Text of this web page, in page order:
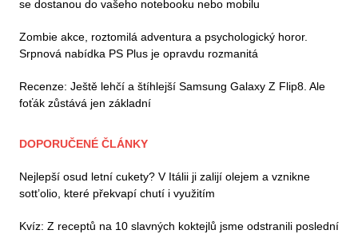
se dostanou do vašeho notebooku nebo mobilu
Zombie akce, roztomilá adventura a psychologický horor.
Srpnová nabídka PS Plus je opravdu rozmanitá
Recenze: Ještě lehčí a štíhlejší Samsung Galaxy Z Flip8. Ale
foťák zůstává jen základní
DOPORUČENÉ ČLÁNKY
Nejlepší osud letní cukety? V Itálii ji zalijí olejem a vznikne
sott’olio, které překvapí chutí i využitím
Kvíz: Z receptů na 10 slavných koktejlů jsme odstranili poslední